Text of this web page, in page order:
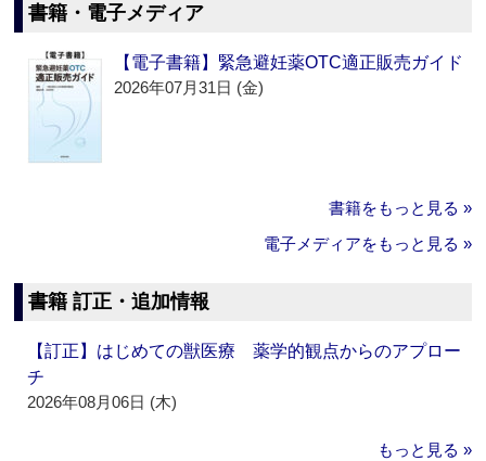
書籍・電子メディア
【電子書籍】緊急避妊薬OTC適正販売ガイド
2026年07月31日 (金)
書籍をもっと見る »
電子メディアをもっと見る »
書籍 訂正・追加情報
【訂正】はじめての獣医療 薬学的観点からのアプロー
チ
2026年08月06日 (木)
もっと見る »